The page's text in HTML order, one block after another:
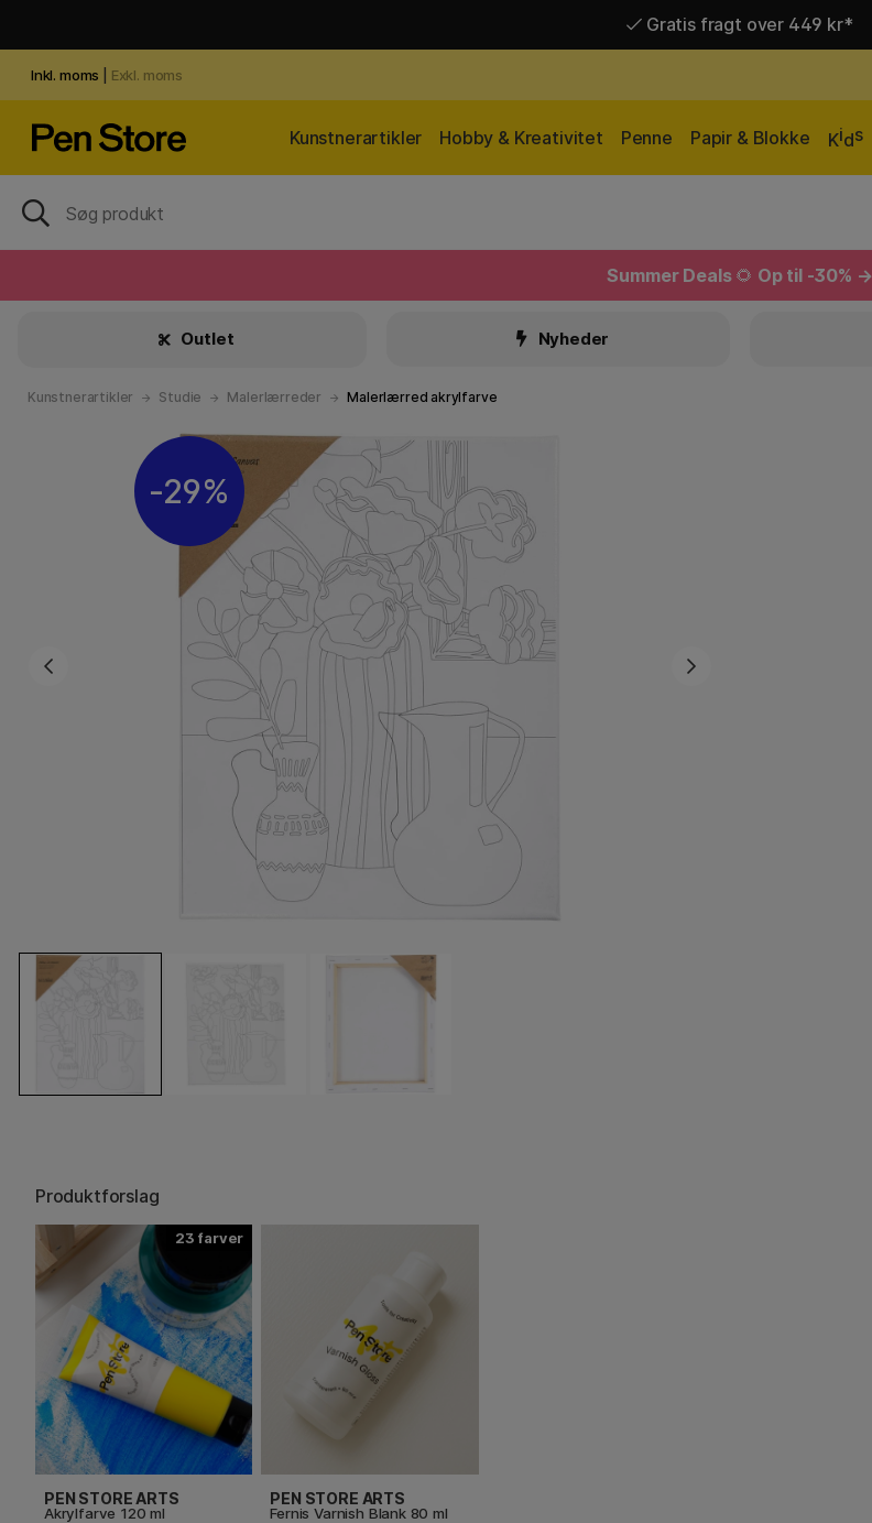
Gratis fragt over 449 kr*
Inkl. moms Exkl. moms
Kunstnerartikler Hobby & Kreativitet Penne Papir & Blokke Kids
Summer Deals 🌻 Op til -30% →
Outlet Nyheder
Kunstnerartikler Studie Malerlærreder Malerlærred akrylfarve
29%
Produktforslag
23
PEN STORE ARTS
Akrylfarve 120 ml
PEN STORE ARTS
Fernis Varnish Blank 80 ml